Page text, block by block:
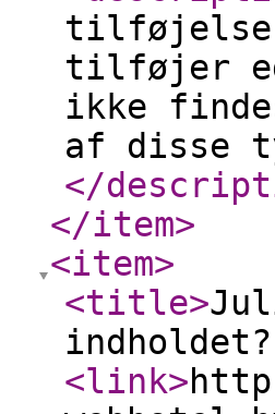
tilføjelser
tilføjer
ikke
af disse
</
</item>
<item>
<title>
<link>